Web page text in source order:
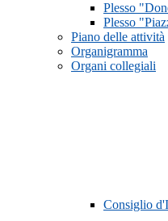
Plesso
Plesso
Piano delle attività
Organigramma
Organi collegiali
Consiglio